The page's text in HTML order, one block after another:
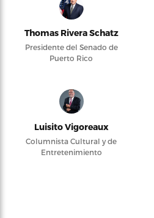
Thomas Rivera Schatz
Presidente del Senado de
Puerto Rico
Luisito Vigoreaux
Columnista Cultural y de
Entretenimiento